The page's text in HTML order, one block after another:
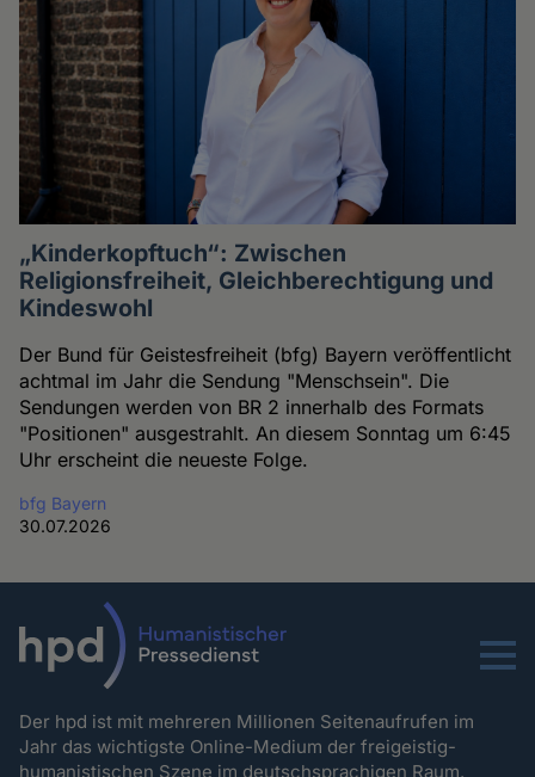
„Kinderkopftuch“: Zwischen
Religionsfreiheit, Gleichberechtigung und
Kindeswohl
Der Bund für Geistesfreiheit (bfg) Bayern veröffentlicht
achtmal im Jahr die Sendung "Menschsein". Die
Sendungen werden von BR 2 innerhalb des Formats
"Positionen" ausgestrahlt. An diesem Sonntag um 6:45
Uhr erscheint die neueste Folge.
bfg Bayern
30.07.2026
Menu
Der hpd ist mit mehreren Millionen Seitenaufrufen im
Jahr das wichtigste Online-Medium der freigeistig-
humanistischen Szene im deutschsprachigen Raum.